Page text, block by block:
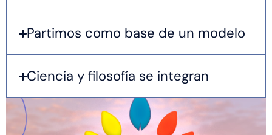
Partimos como base de un modelo
Ciencia y filosofía se integran